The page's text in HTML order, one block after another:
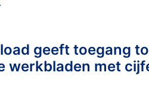
geeft toegang
werkbladen met